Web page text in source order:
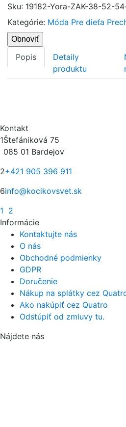
Sku: 19182-Yora-ZAK-38-52-
Kategórie: Móda Pre dieťa
Popis
Detaily
produktu
Kontakt
1Štefániková 75
085 01 Bardejov
2+421 905 396 911
6info@kocikovsvet.sk
1 2
Informácie
Kontaktujte nás
O nás
Obchodné podmienky
GDPR
Doručenie
Nákup na splátky cez
Ako nakúpiť cez Quatro
Odstúpiť od zmluvy tu.
Nájdete nás